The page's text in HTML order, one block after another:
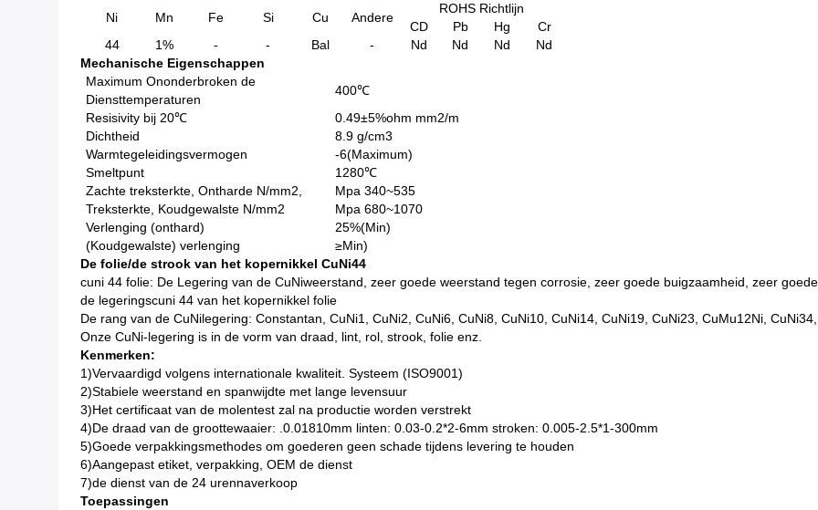
Ni
Mn Fe Si Cu Andere
ROHS Richtlijn
CD
Pb Hg
Cr
44
1% - - Bal - Nd Nd Nd
Nd
Mechanische Eigenschappen
Maximum Ononderbroken de
Diensttemperaturen
400℃
Resisivity bij 20℃
0.49±5%ohm mm2/m
Dichtheid
8.9 g/cm3
Warmtegeleidingsvermogen
-6(Maximum)
Smeltpunt
1280℃
Zachte treksterkte, Ontharde N/mm2,
Mpa 340~535
Treksterkte, Koudgewalste N/mm2
Mpa 680~1070
Verlenging (onthard)
25%(Min)
(Koudgewalste) verlenging
≥Min)
De folie/de strook van het kopernikkel CuNi44
cuni 44 folie: De Legering van de CuNiweerstand, zeer goede weerstand tegen corrosie, zeer goede buigzaamheid, zeer
de legeringscuni 44 van het kopernikkel folie
De rang van de CuNilegering: Constantan, CuNi1, CuNi2, CuNi6, CuNi8, CuNi10, CuNi14, CuNi19, CuNi23, CuMu12Ni,
Onze CuNi-legering is in de vorm van draad, lint, rol, strook, folie enz.
Kenmerken:
1)Vervaardigd volgens internationale kwaliteit. Systeem (ISO9001)
2)Stabiele weerstand en spanwijdte met lange levensuur
3)Het certificaat van de molentest zal na productie worden verstrekt
4)De draad van de groottewaaier: .0.01810mm linten: 0.03-0.2*2-6mm stroken: 0.005-2.5*1-300mm
5)Goede verpakkingsmethodes om goederen geen schade tijdens levering te houden
6)Aangepast etiket, verpakking, OEM de dienst
7)de dienst van de 24 urennaverkoop
Toepassingen